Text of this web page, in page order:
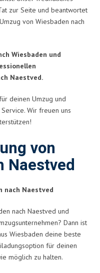
zur Seite und beantwortet
von Wiesbaden nach
Wiesbaden und
Naestved.
deinen Umzug und
Wir freuen uns
von
Naestved
nach Naestved
nach Naestved und
Dann ist
Wiesbaden deine beste
für deinen
möglich zu halten.